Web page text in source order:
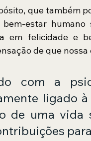
que também
estar
em felicidade e
de que
com a
ligado
de uma